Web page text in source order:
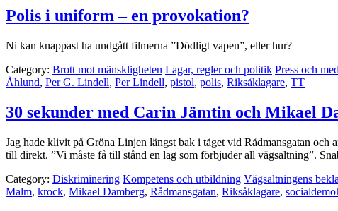
Polis i uniform – en provokation?
Ni kan knappast ha undgått filmerna ”Dödligt vapen”, eller hur?
Category: Brott mot mänskligheten Lagar, regler och politik Press och
Åhlund, Per G. Lindell, Per Lindell, pistol, polis, Riksåklagare, TT
30 sekunder med Carin Jämtin och Mikael
Jag hade klivit på Gröna Linjen längst bak i tåget vid Rådmansgatan och
till direkt. ”Vi måste få till stånd en lag som förbjuder all vägsaltning”.
Category: Diskriminering Kompetens och utbildning Vägsaltningens
Malm, krock, Mikael Damberg, Rådmansgatan, Riksåklagare,